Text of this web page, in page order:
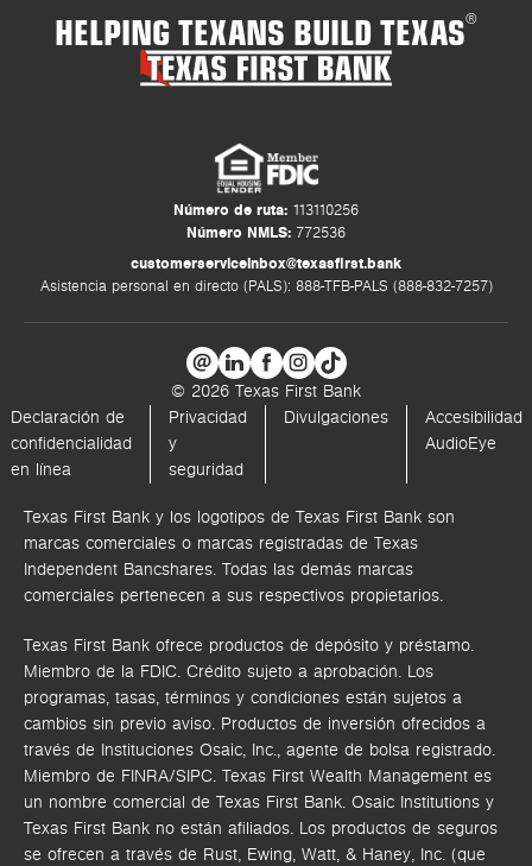
HELPING TEXANS BUILD TEXAS®
Número de ruta: 113110256
Número NMLS: 772536
customerserviceinbox@texasfirst.bank
Asistencia personal en directo (PALS): 888-TFB-PALS (888-832-7257)
© 2026 Texas First Bank
Declaración de
confidencialidad
en línea
Privacidad
y
seguridad
Divulgaciones
Accesibilidad
AudioEye
Texas First Bank y los logotipos de Texas First Bank son
marcas comerciales o marcas registradas de Texas
Independent Bancshares. Todas las demás marcas
comerciales pertenecen a sus respectivos propietarios.
Texas First Bank ofrece productos de depósito y préstamo.
Miembro de la FDIC. Crédito sujeto a aprobación. Los
programas, tasas, términos y condiciones están sujetos a
cambios sin previo aviso. Productos de inversión ofrecidos a
través de Instituciones Osaic, Inc., agente de bolsa registrado.
Miembro de FINRA/SIPC. Texas First Wealth Management es
un nombre comercial de Texas First Bank. Osaic Institutions y
Texas First Bank no están afiliados. Los productos de seguros
se ofrecen a través de Rust, Ewing, Watt, & Haney, Inc. (que